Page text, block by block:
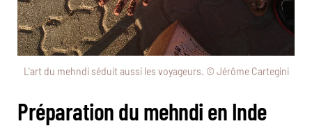
L'art du mehndi séduit aussi les voyageurs. © Jérôme Cartegini
Préparation du mehndi en Inde